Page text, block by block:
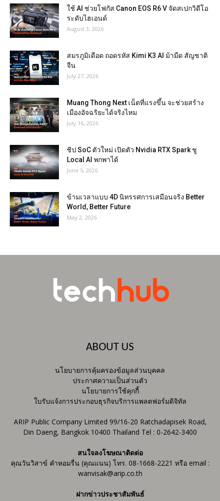
ใช้ AI ช่วยโฟกัส Canon EOS R6 V จัดสเปกวิดีโอ
ระดับไฮเอนด์
August 3, 2026
สมรภูมิเดือด ถอดรหัส Kimi K3 AI ม้ามืด สัญชาติ
จีน
July 27, 2026
Muang Thong Next เน็ตที่แรงขึ้น จะช่วยสร้าง
เมืองอัจฉริยะได้จริงไหม
July 16, 2026
ชิป SoC ตัวใหม่ เปิดตัว Nvidia RTX Spark ชู
Local AI พกพาได้
June 5, 2026
ข้ามเวลาแบบ 4D นิทรรศการเสมือนจริง Better
World, Better Future
May 2, 2026
ABOUT US
นโยบายการคุ้มครองข้อมูลส่วนบุคคล
ประกาศความเป็นส่วนตัว
นโยบายการใช้คุกกี้
ใบรับแจ้งการประกอบธุรกิจบริการแพลตฟอร์มดิจิทัล
ARIP Public Company Limited 99/16-20 Ratchadapisek Road,
Din Daeng, Bangkok 10400 Thailand Tel : 0-2642-3400
สนใจลงโฆษณาติดต่อ
คุณวันวิสาข์ คำหอมรื่น (คุณแนน) โทร. 08-1668-2221 หรือ email :
wanvisak@arip.co.th
ฝากข่าวประชาสัมพันธ์